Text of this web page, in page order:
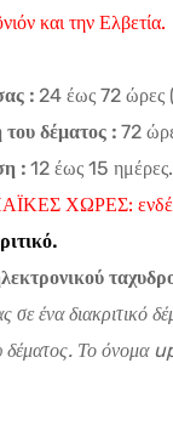
και την Ελβετία.
: 24 έως 72 ώρες
δέματος : 72
: 12 έως 15 ημέρες.
ΧΩΡΕΣ:
ένα διακριτικό
δέματος. Το όνομα